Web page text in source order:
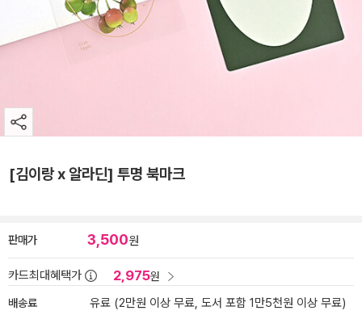
[김이랑 x 알라딘] 투명 북마크
판매가 3,500원
카드최대혜택가 2,975원
배송료 유료 (2만원 이상 무료, 도서 포함 1만5천원 이상 무료)